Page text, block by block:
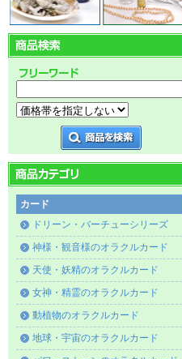
カード
ドリーン・バーチューシリーズ
神様・観音様のオラクルカード
天使・妖精のオラクルカード
女神・精霊のオラクルカード
動植物のオラクルカード
地球・宇宙のオラクルカード